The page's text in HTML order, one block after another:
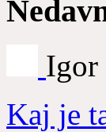
Igor
Kaj je